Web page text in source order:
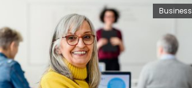
Business